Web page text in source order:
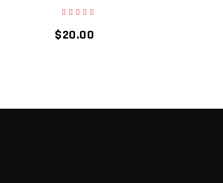
$20.00